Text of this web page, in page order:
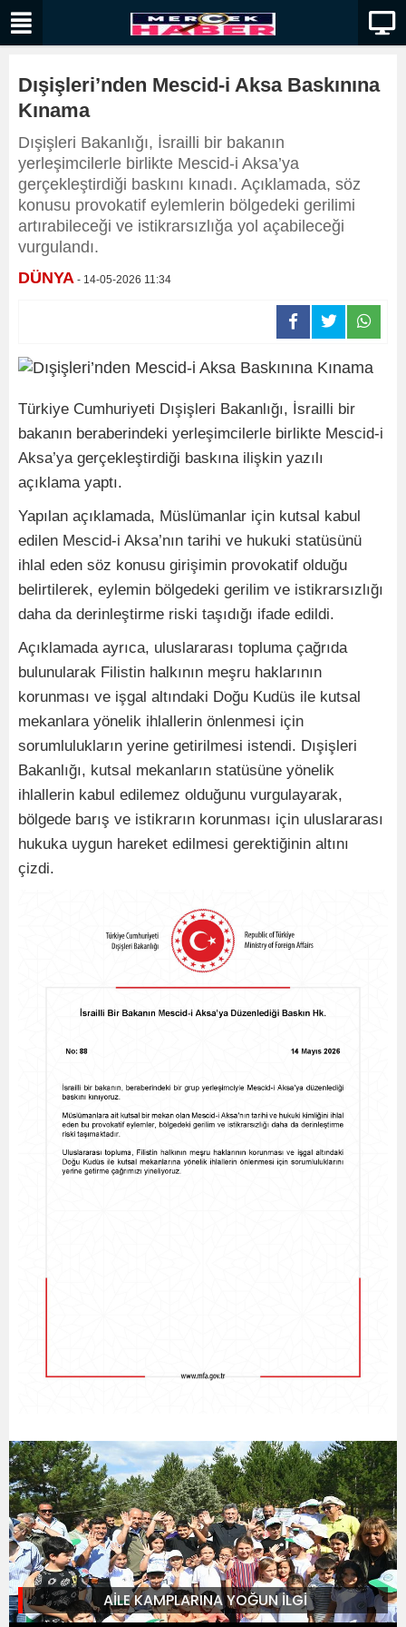
Dışişleri’nden Mescid-i Aksa Baskınına
Kınama
Dışişleri Bakanlığı, İsrailli bir bakanın
yerleşimcilerle birlikte Mescid-i Aksa’ya
gerçekleştirdiği baskını kınadı. Açıklamada, söz
konusu provokatif eylemlerin bölgedeki gerilimi
artırabileceği ve istikrarsızlığa yol açabileceği
vurgulandı.
DÜNYA - 14-05-2026 11:34
Türkiye Cumhuriyeti Dışişleri Bakanlığı, İsrailli bir
bakanın beraberindeki yerleşimcilerle birlikte Mescid-i
Aksa’ya gerçekleştirdiği baskına ilişkin yazılı
açıklama yaptı.
Yapılan açıklamada, Müslümanlar için kutsal kabul
edilen Mescid-i Aksa’nın tarihi ve hukuki statüsünü
ihlal eden söz konusu girişimin provokatif olduğu
belirtilerek, eylemin bölgedeki gerilim ve istikrarsızlığı
daha da derinleştirme riski taşıdığı ifade edildi.
Açıklamada ayrıca, uluslararası topluma çağrıda
bulunularak Filistin halkının meşru haklarının
korunması ve işgal altındaki Doğu Kudüs ile kutsal
mekanlara yönelik ihlallerin önlenmesi için
sorumlulukların yerine getirilmesi istendi. Dışişleri
Bakanlığı, kutsal mekanların statüsüne yönelik
ihlallerin kabul edilemez olduğunu vurgulayarak,
bölgede barış ve istikrarın korunması için uluslararası
hukuka uygun hareket edilmesi gerektiğinin altını
çizdi.
AİLE KAMPLARINA YOĞUN İLGİ